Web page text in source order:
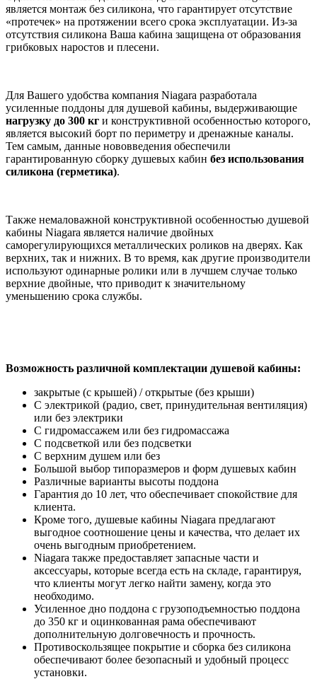
является монтаж без силикона, что гарантирует отсутствие
«протечек» на протяжении всего срока эксплуатации. Из-за
отсутствия силикона Ваша кабина защищена от образования
грибковых наростов и плесени.
Для Вашего удобства компания Niagara разработала
усиленные поддоны для душевой кабины, выдерживающие
нагрузку до 300 кг и конструктивной особенностью которого,
является высокий борт по периметру и дренажные каналы.
Тем самым, данные нововведения обеспечили
гарантированную сборку душевых кабин без использования
силикона (герметика).
Также немаловажной конструктивной особенностью душевой
кабины Niagara является наличие двойных
саморегулирующихся металлических роликов на дверях. Как
верхних, так и нижних. В то время, как другие производители
используют одинарные ролики или в лучшем случае только
верхние двойные, что приводит к значительному
уменьшению срока службы.
Возможность различной комплектации душевой кабины:
закрытые (с крышей) / открытые (без крыши)
С электрикой (радио, свет, принудительная вентиляция)
или без электрики
С гидромассажем или без гидромассажа
С подсветкой или без подсветки
С верхним душем или без
Большой выбор типоразмеров и форм душевых кабин
Различные варианты высоты поддона
Гарантия до 10 лет, что обеспечивает спокойствие для
клиента.
Кроме того, душевые кабины Niagara предлагают
выгодное соотношение цены и качества, что делает их
очень выгодным приобретением.
Niagara также предоставляет запасные части и
аксессуары, которые всегда есть на складе, гарантируя,
что клиенты могут легко найти замену, когда это
необходимо.
Усиленное дно поддона с грузоподъемностью поддона
до 350 кг и оцинкованная рама обеспечивают
дополнительную долговечность и прочность.
Противоскользящее покрытие и сборка без силикона
обеспечивают более безопасный и удобный процесс
установки.